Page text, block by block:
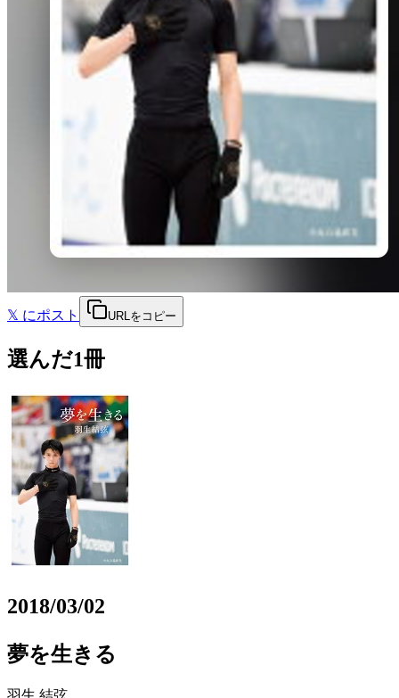
𝕏 にポスト URLをコピー
選んだ1冊
2018/03/02
夢を生きる
羽生 結弦